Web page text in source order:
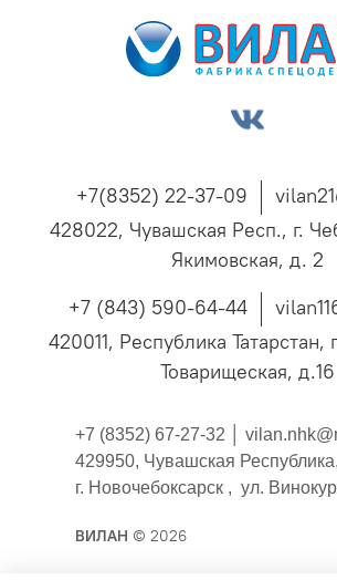
+7(8352) 22-37-09
428022, Чувашская Респ., г.
Якимовская, д. 2
+7 (843) 590-64-44
420011, Республика Татарстан,
Товарищеская, д.16
+7 (8352) 67-27-32 │
429950, Чувашская Республика,
г. Новочебоксарск , ул.
ВИЛАН © 2026